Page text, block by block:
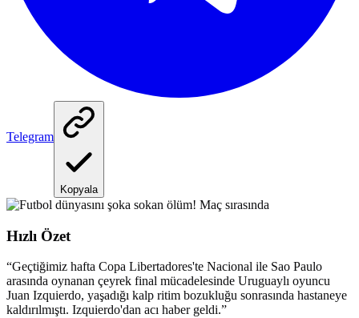
Telegram
Kopyala
Hızlı Özet
“Geçtiğimiz hafta Copa Libertadores'te Nacional ile Sao Paulo
arasında oynanan çeyrek final mücadelesinde Uruguaylı oyuncu
Juan Izquierdo, yaşadığı kalp ritim bozukluğu sonrasında hastaneye
kaldırılmıştı. Izquierdo'dan acı haber geldi.”